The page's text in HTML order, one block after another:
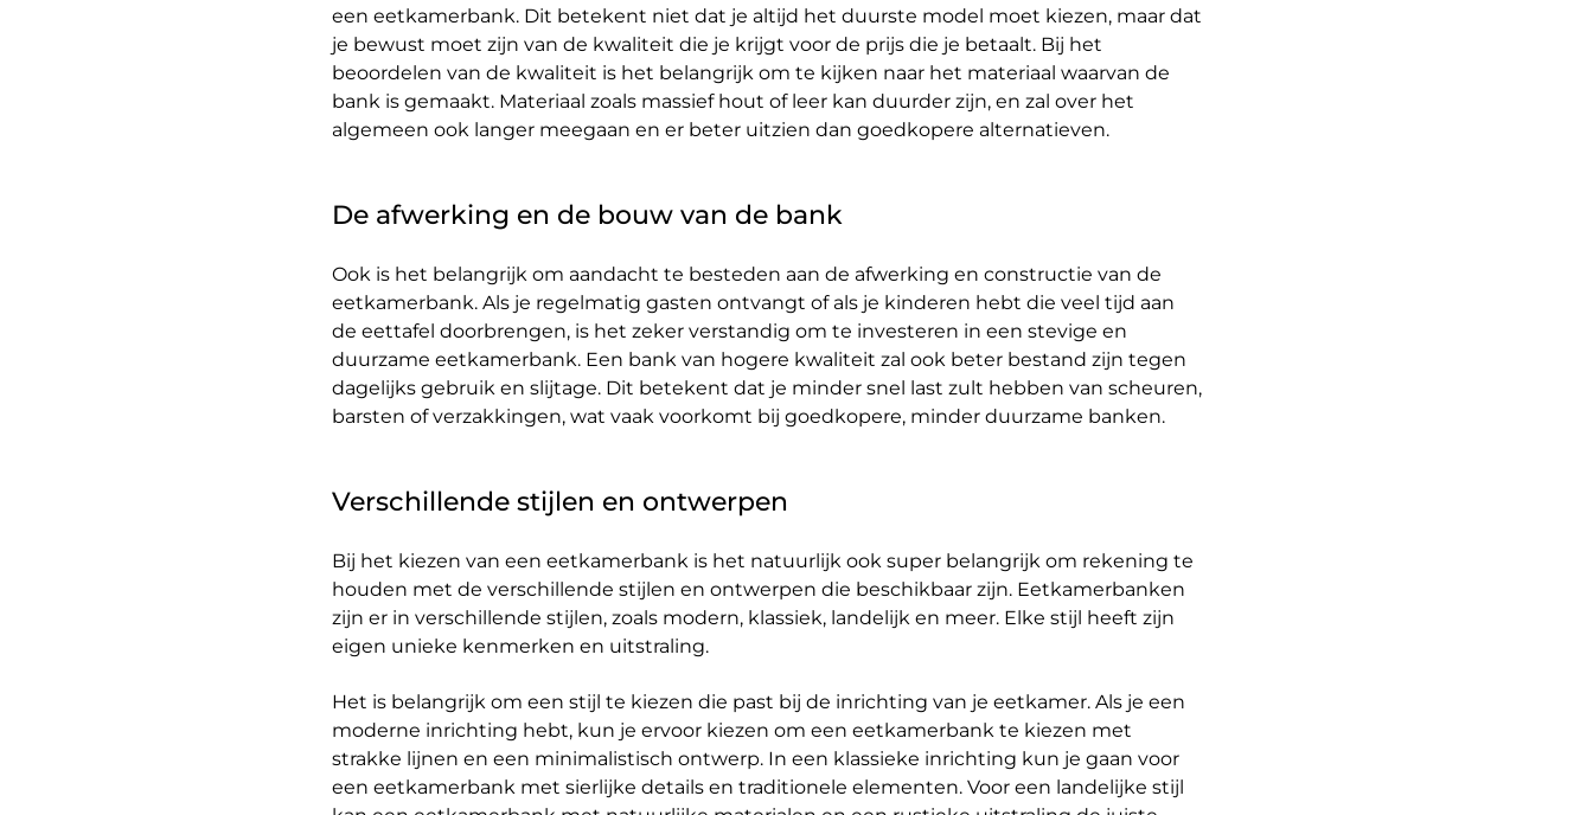
een eetkamerbank. Dit betekent niet dat je altijd het duurste model moet kiezen, maar dat
je bewust moet zijn van de kwaliteit die je krijgt voor de prijs die je betaalt. Bij het
beoordelen van de kwaliteit is het belangrijk om te kijken naar het materiaal waarvan de
bank is gemaakt. Materiaal zoals massief hout of leer kan duurder zijn, en zal over het
algemeen ook langer meegaan en er beter uitzien dan goedkopere alternatieven.
De afwerking en de bouw van de bank
Ook is het belangrijk om aandacht te besteden aan de afwerking en constructie van de
eetkamerbank. Als je regelmatig gasten ontvangt of als je kinderen hebt die veel tijd aan
de eettafel doorbrengen, is het zeker verstandig om te investeren in een stevige en
duurzame eetkamerbank. Een bank van hogere kwaliteit zal ook beter bestand zijn tegen
dagelijks gebruik en slijtage. Dit betekent dat je minder snel last zult hebben van scheuren,
barsten of verzakkingen, wat vaak voorkomt bij goedkopere, minder duurzame banken.
Verschillende stijlen en ontwerpen
Bij het kiezen van een eetkamerbank is het natuurlijk ook super belangrijk om rekening te
houden met de verschillende stijlen en ontwerpen die beschikbaar zijn. Eetkamerbanken
zijn er in verschillende stijlen, zoals modern, klassiek, landelijk en meer. Elke stijl heeft zijn
eigen unieke kenmerken en uitstraling.
Het is belangrijk om een stijl te kiezen die past bij de inrichting van je eetkamer. Als je een
moderne inrichting hebt, kun je ervoor kiezen om een eetkamerbank te kiezen met
strakke lijnen en een minimalistisch ontwerp. In een klassieke inrichting kun je gaan voor
een eetkamerbank met sierlijke details en traditionele elementen. Voor een landelijke stijl